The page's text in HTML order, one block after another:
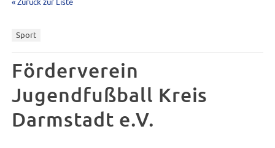
« Zurück zur Liste
Sport
Förderverein
Jugendfußball Kreis
Darmstadt e.V.